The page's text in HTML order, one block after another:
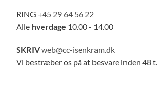
RING +45 29 64 56 22
Alle hverdage 10.00 - 14.00
SKRIVweb@cc-isenkram.dk
Vi bestræber os på at besvare inden 48 t.